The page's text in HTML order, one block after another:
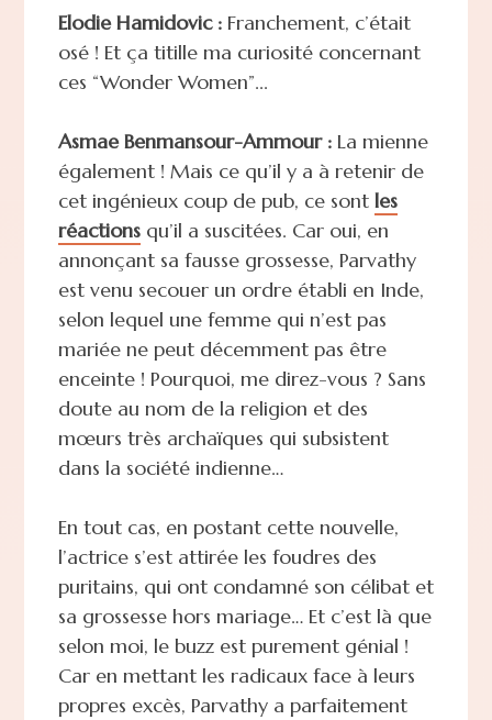
Elodie Hamidovic :Franchement, c’était
osé ! Et ça titille ma curiosité concernant
ces “Wonder Women”...
Asmae Benmansour-Ammour :La mienne
également ! Mais ce qu’il y a à retenir de
cet ingénieux coup de pub, ce sont les
réactionsqu’il a suscitées. Car oui, en
annonçant sa fausse grossesse, Parvathy
est venu secouer un ordre établi en Inde,
selon lequel une femme qui n’est pas
mariée ne peut décemment pas être
enceinte ! Pourquoi, me direz-vous ? Sans
doute au nom de la religion et des
mœurs très archaïques qui subsistent
dans la société indienne…
En tout cas, en postant cette nouvelle,
l’actrice s’est attirée les foudres des
puritains, qui ont condamné son célibat et
sa grossesse hors mariage… Et c’est là que
selon moi, le buzz est purement génial !
Car en mettant les radicaux face à leurs
propres excès, Parvathy a parfaitement